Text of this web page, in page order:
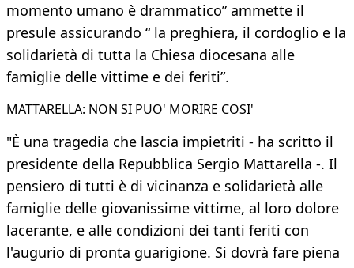
momento umano è drammatico” ammette il
presule assicurando “ la preghiera, il cordoglio e la
solidarietà di tutta la Chiesa diocesana alle
famiglie delle vittime e dei feriti”.
MATTARELLA: NON SI PUO' MORIRE COSI'
"È una tragedia che lascia impietriti - ha scritto il
presidente della Repubblica Sergio Mattarella -. Il
pensiero di tutti è di vicinanza e solidarietà alle
famiglie delle giovanissime vittime, al loro dolore
lacerante, e alle condizioni dei tanti feriti con
l'augurio di pronta guarigione. Si dovrà fare piena